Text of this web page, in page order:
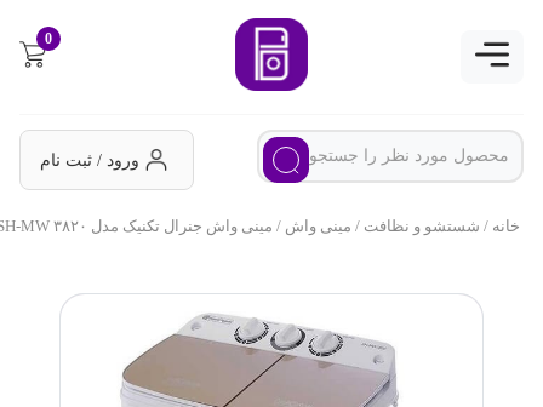
0
ورود / ثبت نام
خانه/ شستشو و نظافت/ مینی واش/ مینی واش جنرال تکنیک مدل SH-MW ۳۸۲۰